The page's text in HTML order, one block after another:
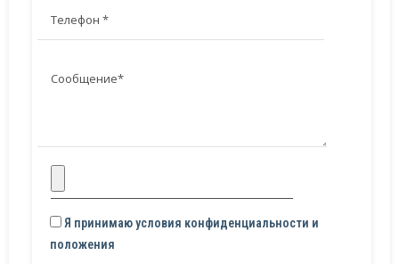
Я принимаю условия конфиденциальности и
положения